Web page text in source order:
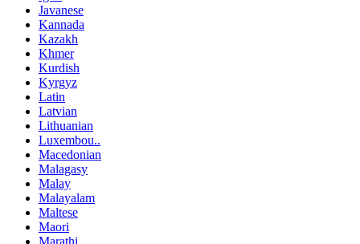
Javanese
Kannada
Kazakh
Khmer
Kurdish
Kyrgyz
Latin
Latvian
Lithuanian
Luxembou..
Macedonian
Malagasy
Malay
Malayalam
Maltese
Maori
Marathi